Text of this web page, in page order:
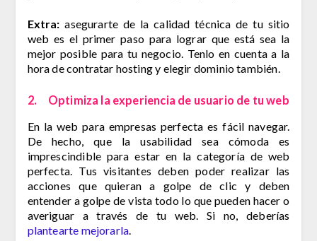
Extra: asegurarte de la calidad técnica de tu sitio
web es el primer paso para lograr que está sea la
mejor posible para tu negocio. Tenlo en cuenta a la
hora de contratar hosting y elegir dominio también.
2. Optimiza la experiencia de usuario de tu web
En la web para empresas perfecta es fácil navegar.
De hecho, que la usabilidad sea cómoda es
imprescindible para estar en la categoría de web
perfecta. Tus visitantes deben poder realizar las
acciones que quieran a golpe de clic y deben
entender a golpe de vista todo lo que pueden hacer o
averiguar a través de tu web. Si no, deberías
plantearte mejorarla.